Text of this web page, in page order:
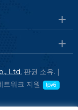
Ltd. 판권 소유. |
트워크 지원